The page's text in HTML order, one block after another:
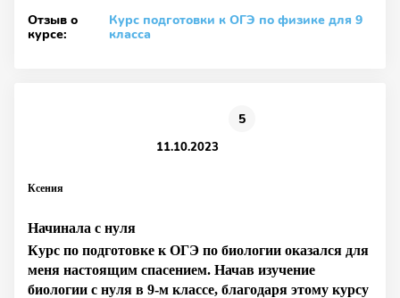
Отзыв о
курсе:
Курс подготовки к ОГЭ по физике для 9
класса
Ксения
5
11.10.2023
Начинала с нуля
Курс по подготовке к ОГЭ по биологии оказался для
меня настоящим спасением. Начав изучение
биологии с нуля в 9-м классе, благодаря этому курсу